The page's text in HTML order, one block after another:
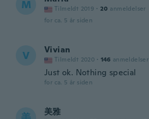
M Tilmeldt 2019 · 20 anmeldelser
for ca. 5 år siden
V Vivian
Tilmeldt 2020 · 146 anmeldelser
Just ok. Nothing special
for ca. 5 år siden
美雅